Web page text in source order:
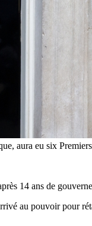
aura eu six
14 ans de
au pouvoir pour